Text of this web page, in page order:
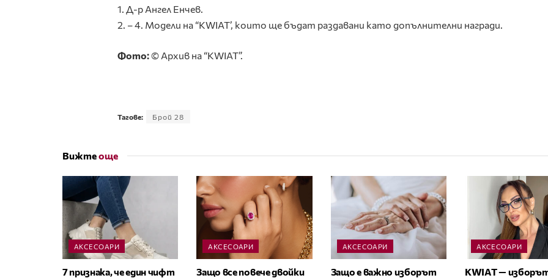
1. Д-р Ангел Енчев.
2. – 4. Модели на “KWIAT’, които ще бъдат раздавани като допълнителни награди.
Фото:© Архив на “KWIAT”.
Тагове: Брой 28
Вижтеоще
АКСЕСОАРИ
7 признака, че един чифт
АКСЕСОАРИ
Защо все повече двойки
АКСЕСОАРИ
Защо е важно изборът
АКСЕСОАРИ
KWIAT —